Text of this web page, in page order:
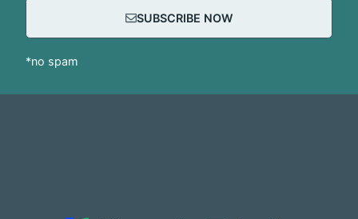
SUBSCRIBE NOW
*no spam